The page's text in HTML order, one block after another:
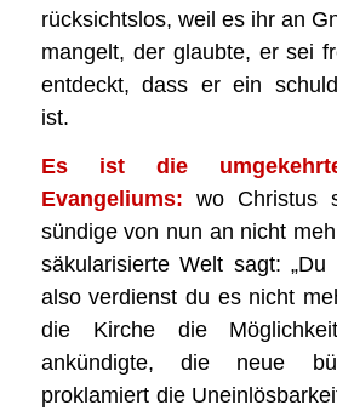
rücksichtslos, weil es ihr an
mangelt, der glaubte, er sei
entdeckt, dass er ein
ist.
Es ist die
Evangeliums: wo Christus
sündige von nun an nicht
säkularisierte Welt sagt: „Du
also verdienst du es nicht
die Kirche die
ankündigte, die neue
proklamiert die